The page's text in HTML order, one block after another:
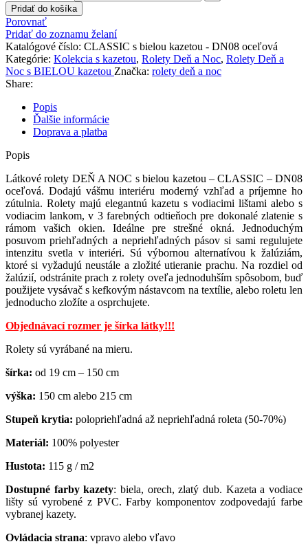
Pridať do košíka
Porovnať
Pridať do zoznamu želaní
Katalógové číslo: CLASSIC s bielou kazetou - DN08 oceľová
Kategórie: Kolekcia s kazetou, Rolety Deň a Noc, Rolety Deň a
Noc s BIELOU kazetou Značka: rolety deň a noc
Share:
Popis
Ďalšie informácie
Doprava a platba
Popis
Látkové rolety DEŇ A NOC s bielou kazetou – CLASSIC – DN08
oceľová. Dodajú vášmu interiéru moderný vzhľad a príjemne ho
zútulnia. Rolety majú elegantnú kazetu s vodiacimi lištami alebo s
vodiacim lankom, v 3 farebných odtieňoch pre dokonalé zlatenie s
rámom vašich okien. Ideálne pre strešné okná. Jednoduchým
posuvom priehľadných a nepriehľadných pásov si sami regulujete
intenzitu svetla v interiéri. Sú výbornou alternatívou k žalúziám,
ktoré si vyžadujú neustále a zložité utieranie prachu. Na rozdiel od
žalúzií, odstránite prach z rolety oveľa jednoduhším spôsobom, buď
použijete vysávač s kefkovým nástavcom na textílie, alebo roletu len
jednoducho zložíte a osprchujete.
Objednávací rozmer je šírka látky!!!
Rolety sú vyrábané na mieru.
šírka: od 19 cm – 150 cm
výška: 150 cm alebo 215 cm
Stupeň krytia: polopriehľadná až nepriehľadná roleta (50-70%)
Materiál: 100% polyester
Hustota: 115 g / m2
Dostupné farby kazety: biela, orech, zlatý dub. Kazeta a vodiace
lišty sú vyrobené z PVC. Farby komponentov zodpovedajú farbe
vybranej kazety.
Ovládacia strana: vpravo alebo vľavo